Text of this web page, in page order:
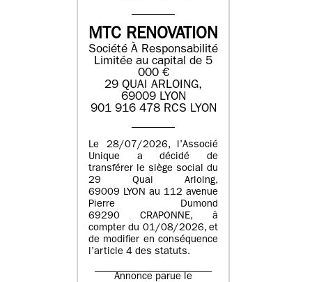
MTC RENOVATION
Société À Responsabilité
Limitée au capital de 5
000 €
29 QUAI ARLOING,
69009 LYON
901 916 478 RCS LYON
Le 28/07/2026, l’Associé
Unique a décidé de
transférer le siège social du
29 Quai Arloing,
69009 LYON au 112 avenue
Pierre Dumond
69290 CRAPONNE, à
compter du 01/08/2026, et
de modifier en conséquence
l’article 4 des statuts.
Annonce parue le